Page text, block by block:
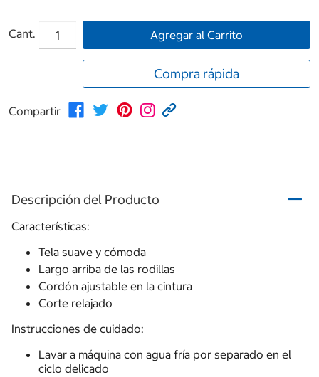
Cant. Agregar al Carrito
Compra rápida
Compartir
Descripción del Producto
Características:
Tela suave y cómoda
Largo arriba de las rodillas
Cordón ajustable en la cintura
Corte relajado
Instrucciones de cuidado:
Lavar a máquina con agua fría por separado en el
ciclo delicado